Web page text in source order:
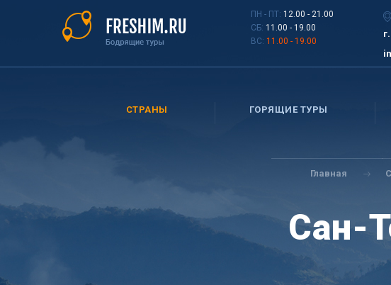
ПН - ПТ: 12.00 - 21.00
СБ: 11.00 - 19.00
ВС: 11.00 - 19.00
СТРАНЫ ГОРЯЩИЕ ТУРЫ
Вы
здесь
Главная
Сан-